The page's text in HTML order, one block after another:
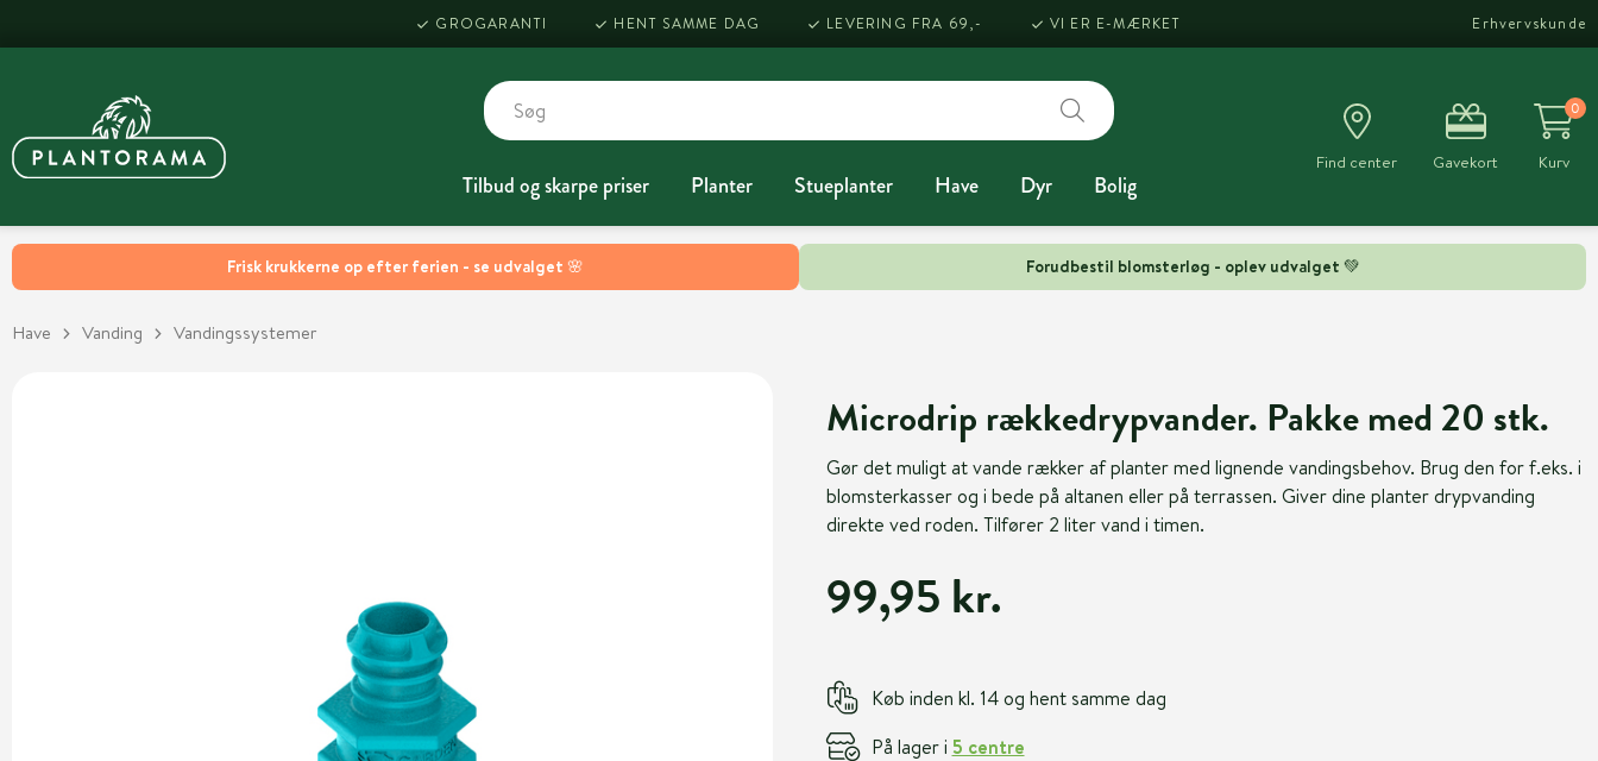
Frisk krukkerne op efter ferien - se udvalget 🌸 Forudbestil blomsterløg - oplev udvalget 💚
GROGARANTI HENT SAMME DAG LEVERING FRA 69,- VI ER E-MÆRKET Erhvervskunde
Tilbud og skarpe priser Planter Stueplanter Have Dyr Bolig
Find center Gavekort
0
Kurv
Have Vanding Vandingssystemer
Microdrip rækkedrypvander. Pakke med 20 stk.
Gør det muligt at vande rækker af planter med lignende vandingsbehov. Brug den for f.eks. i
blomsterkasser og i bede på altanen eller på terrassen. Giver dine planter drypvanding
direkte ved roden. Tilfører 2 liter vand i timen.
99,95 kr.
Køb inden kl. 14 og hent samme dag
På lager i 5 centre